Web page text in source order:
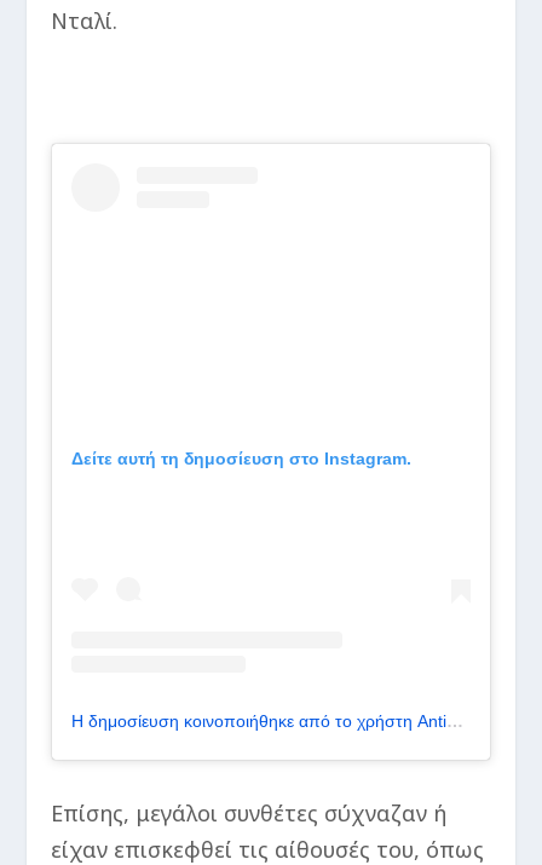
Νταλί.
Δείτε αυτή τη δημοσίευση στο Instagram.
Η δημοσίευση κοινοποιήθηκε από το χρήστη Antico Caffè Greco (@anticocaffegreco)
Επίσης, μεγάλοι συνθέτες σύχναζαν ή
είχαν επισκεφθεί τις αίθουσές του, όπως